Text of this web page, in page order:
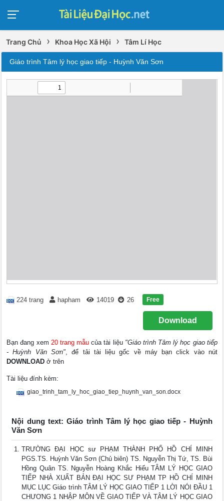
Trang Chủ › Khoa Học Xã Hội › Tâm Lí Học
Giáo trình Tâm lý học giao tiếp - Huỳnh Văn Sơn
224 trang hapham 14019 26 Free
Download
Bạn đang xem 20 trang mẫu của tài liệu "Giáo trình Tâm lý học giao tiếp
- Huỳnh Văn Sơn", để tải tài liệu gốc về máy bạn click vào nút
DOWNLOAD ở trên
Tài liệu đính kèm:
giao_trinh_tam_ly_hoc_giao_tiep_huynh_van_son.docx
Nội dung text: Giáo trình Tâm lý học giao tiếp - Huỳnh
Văn Sơn
TRƯỜNG ĐẠI HỌC sư PHẠM THÀNH PHỐ HỒ CHÍ MINH
PGS.TS. Huỳnh Văn Sơn (Chủ biên) TS. Nguyễn Thị Tứ, TS. Bùi
Hồng Quân TS. Nguyễn Hoàng Khắc Hiếu TÂM LÝ HỌC GIAO
TIẾP NHÀ XUẤT BẢN ĐẠI HỌC SƯ PHẠM TP HỒ CHÍ MINH
MỤC LỤC Giáo trình TÂM LÝ HỌC GIAO TIẾP 1 LỜI NÓI ĐẦU 1
CHƯƠNG 1 NHẬP MÔN VỀ GIAO TIẾP VÀ TÂM LÝ HỌC GIAO